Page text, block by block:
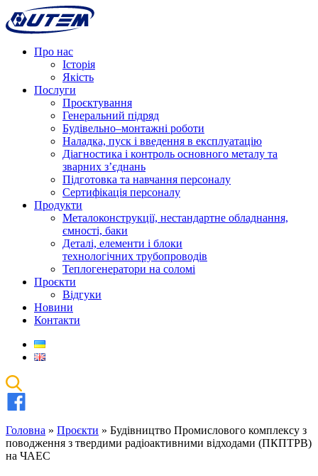
Про нас
Історія
Якість
Послуги
Проєктування
Генеральний підряд
Будівельно–монтажні роботи
Наладка, пуск і введення в експлуатацію
Діагностика і контроль основного металу та
зварних з’єднань
Підготовка та навчання персоналу
Сертифікація персоналу
Продукти
Металоконструкції, нестандартне обладнання,
ємності, баки
Деталі, елементи і блоки
технологічних трубопроводів
Теплогенератори на соломі
Проєкти
Відгуки
Новини
Контакти
Головна » Проєкти » Будівництво Промислового комплексу з
поводження з твердими радіоактивними відходами (ПКПТРВ)
на ЧАЕС